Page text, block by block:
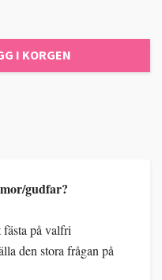
I KORGEN
gudfar?
på valfri
den stora frågan på